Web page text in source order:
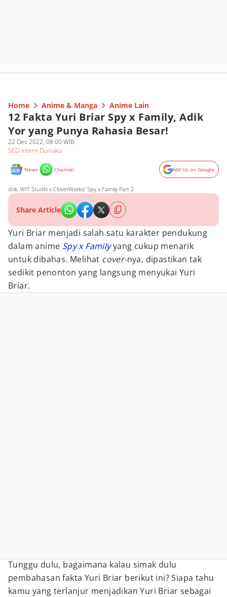
Home Anime & Manga Anime Lain
12 Fakta Yuri Briar Spy x Family, Adik
Yor yang Punya Rahasia Besar!
22 Des 2022, 08:00 WIB
SEO Intern Duniaku
News Channel Add Us on Google
dok. WIT Studio x CloverWorks/ Spy x Family Part 2
Share Article
Yuri Briar menjadi salah satu karakter pendukung
dalam anime Spy x Familyyang cukup menarik
untuk dibahas. Melihat cover-nya, dipastikan tak
sedikit penonton yang langsung menyukai Yuri
Briar.
Tunggu dulu, bagaimana kalau simak dulu
pembahasan fakta Yuri Briar berikut ini? Siapa tahu
kamu yang terlanjur menjadikan Yuri Briar sebagai